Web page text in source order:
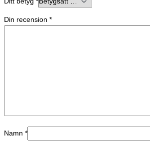
Din recension *
Namn *